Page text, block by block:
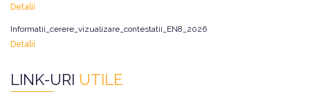
Detalii
Informatii_cerere_vizualizare_contestatii_EN8_2026
Detalii
LINK-URI UTILE